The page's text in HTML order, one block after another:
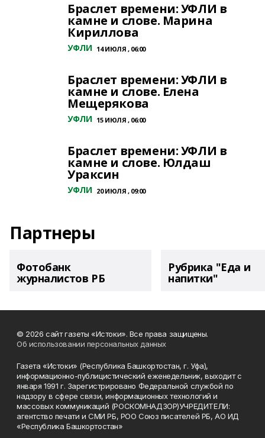
Браслет времени: УФЛИ в
камне и слове. Марина
Кириллова
УФЛИ 14 ИЮЛЯ , 06:00
Браслет времени: УФЛИ в
камне и слове. Елена
Мещерякова
УФЛИ 15 ИЮЛЯ , 06:00
Браслет времени: УФЛИ в
камне и слове. Юлдаш
Ураксин
УФЛИ 20 ИЮЛЯ , 09:00
Партнеры
Фотобанк
журналистов РБ
Рубрика "Еда и
напитки"
© 2026 сайт газеты «Истоки». Все права защищены.
Об использовании персональных данных
Газета «Истоки» (Республика Башкортостан, г. Уфа),
информационно-публицистический еженедельник, выходит с
января 1991 г. Зарегистрировано Федеральной службой по
надзору в сфере связи, информационных технологий и
массовых коммуникаций (РОСКОМНАДЗОР)УЧРЕДИТЕЛИ:
агентство печати и СМИ РБ, РОО Союз писателей РБ, АО ИД
«Республика Башкортостан»